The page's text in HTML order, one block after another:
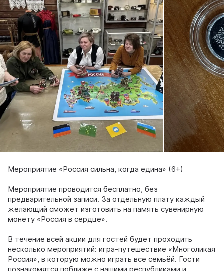
Мероприятие «Россия сильна, когда едина» (6+)
Мероприятие проводится бесплатно, без
предварительной записи. За отдельную плату каждый
желающий сможет изготовить на память сувенирную
монету «Россия в сердце».
В течение всей акции для гостей будет проходить
несколько мероприятий: игра-путешествие «Многоликая
Россия», в которую можно играть все семьёй. Гости
познакомятся поближе с нашими республиками и